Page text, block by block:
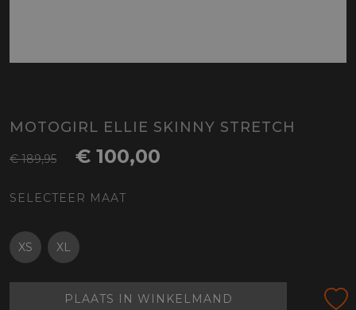
MOTOGIRL ELLIE SKINNY STRETCH
€ 189,95 € 100,00
SELECTEER MAAT
XS XL
PLAATS IN WINKELMAND